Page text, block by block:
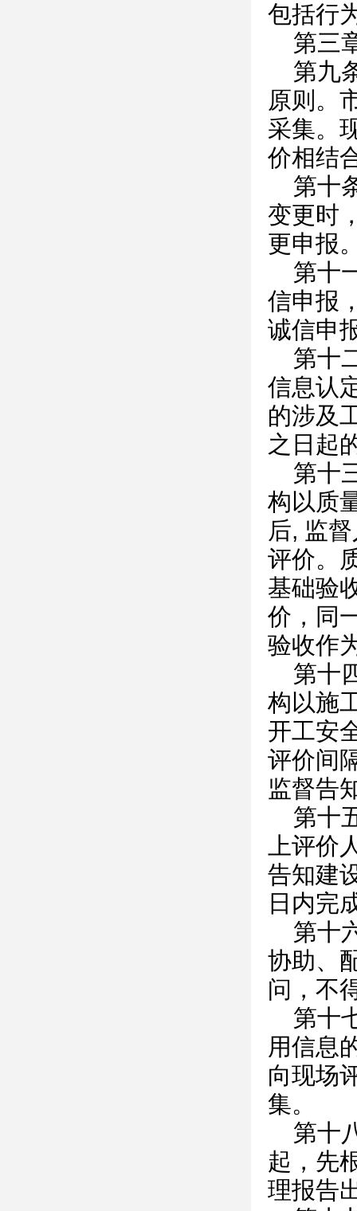
包括行
第三
第九
原则。
采集。
价相结
第十
变更时
更申报
第十
信申报
诚信申
第十
信息认
的涉及
之日起
第十
构以质
后, 监
评价。
基础验
价，同
验收作
第十
构以施
开工安
评价间
监督告
第十
上评价
告知建
日内完
第十
协助、
问，不
第十
用信息
向现场
集。
第十
起，先
理报告